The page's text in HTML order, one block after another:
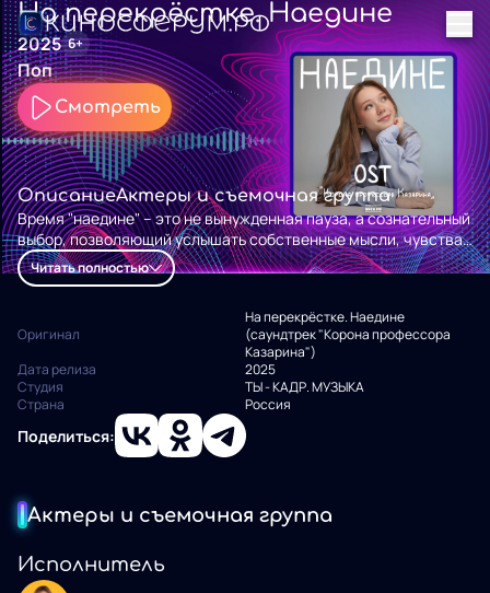
На перекрёстке. Наедине
2025 6+
Поп
Смотреть
ОписаниеАктеры и съемочная группа
Время "наедине" – это не вынужденная пауза, а сознательный
выбор, позволяющий услышать собственные мысли, чувства
и истинные желания. "Наедине" – саундтрек к фильму "Корона
профессора Казарина".
Читать полностью
Оригинал
На перекрёстке. Наедине
(саундтрек "Корона профессора
Казарина")
Дата релиза
2025
Студия
ТЫ - КАДР. МУЗЫКА
Страна
Россия
Поделиться:
Актеры и съемочная группа
Исполнитель